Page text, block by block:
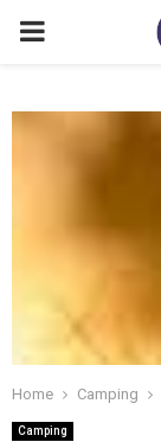
Home Camping
Camping